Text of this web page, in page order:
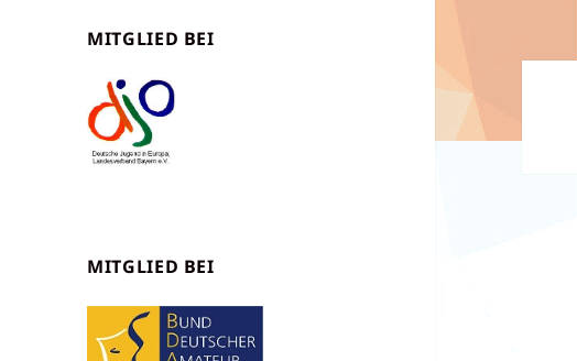
MITGLIED BEI
MITGLIED BEI